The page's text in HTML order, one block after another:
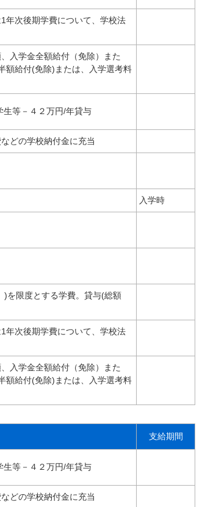
年次後期学費について、学校法
入学金全額給付（免除）また
額給付(免除)または、入学選考料
生等－４２万円/年貸与
どの学校納付金に充当
入学時
)を限度とする学費。貸与(総額
年次後期学費について、学校法
入学金全額給付（免除）また
額給付(免除)または、入学選考料
支給期間
生等－４２万円/年貸与
どの学校納付金に充当